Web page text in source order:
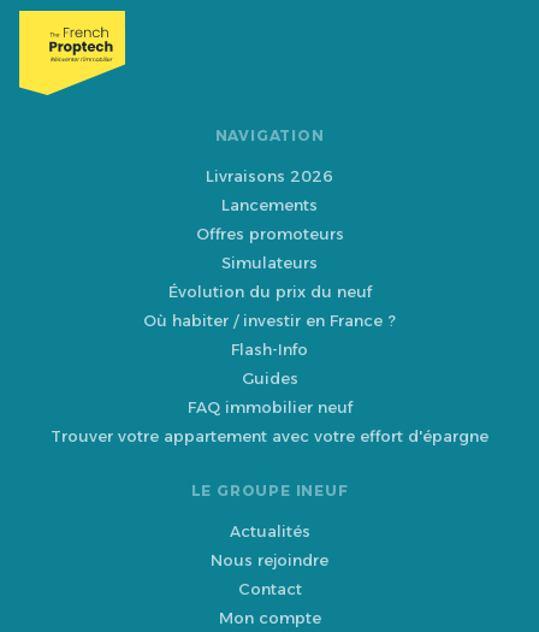
NAVIGATION
Livraisons 2026
Lancements
Offres promoteurs
Simulateurs
Évolution du prix du neuf
Où habiter / investir en France ?
Flash-Info
Guides
FAQ immobilier neuf
Trouver votre appartement avec votre effort d'épargne
LE GROUPE INEUF
Actualités
Nous rejoindre
Contact
Mon compte